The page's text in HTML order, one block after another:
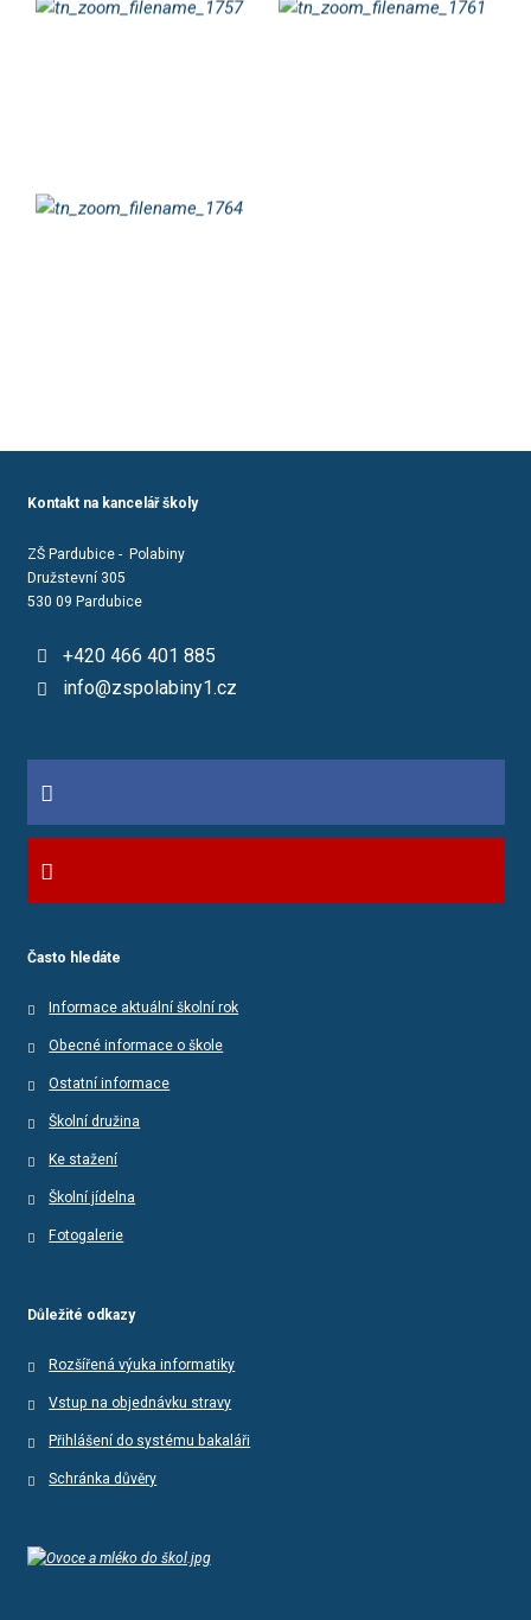
Kontakt na kancelář školy
ZŠ Pardubice - Polabiny
Družstevní 305
530 09 Pardubice
+420 466 401 885
info@zspolabiny1.cz
Často hledáte
Informace aktuální školní rok
Obecné informace o škole
Ostatní informace
Školní družina
Ke stažení
Školní jídelna
Fotogalerie
Důležité odkazy
Rozšířená výuka informatiky
Vstup na objednávku stravy
Přihlášení do systému bakaláři
Schránka důvěry